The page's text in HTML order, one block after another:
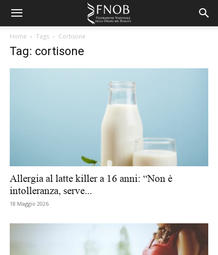
Home Tags Cortisone
Tag: cortisone
Allergia al latte killer a 16 anni: “Non è
intolleranza, serve...
18 Maggio 2026